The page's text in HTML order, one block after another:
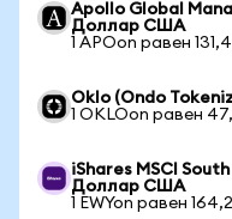
Apollo Global
Доллар США
1 APOon равен
Oklo (Ondo
1 OKLOon равен
iShares MSCI
Доллар США
1 EWYon равен